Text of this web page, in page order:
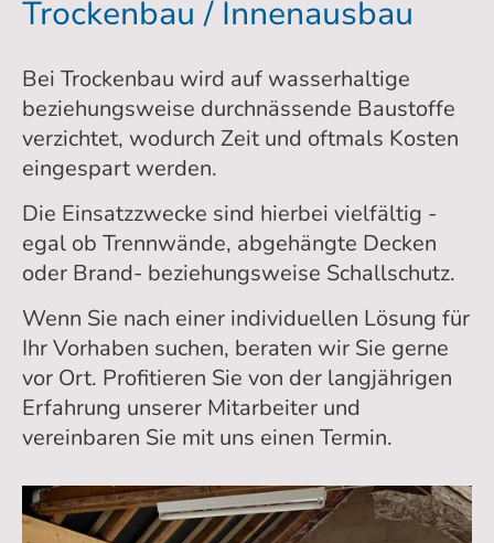
Trockenbau / Innenausbau
Bei Trockenbau wird auf wasserhaltige
beziehungsweise durchnässende Baustoffe
verzichtet, wodurch Zeit und oftmals Kosten
eingespart werden.
Die Einsatzzwecke sind hierbei vielfältig -
egal ob Trennwände, abgehängte Decken
oder Brand- beziehungsweise Schallschutz.
Wenn Sie nach einer individuellen Lösung für
Ihr Vorhaben suchen, beraten wir Sie gerne
vor Ort. Profitieren Sie von der langjährigen
Erfahrung unserer Mitarbeiter und
vereinbaren Sie mit uns einen Termin.